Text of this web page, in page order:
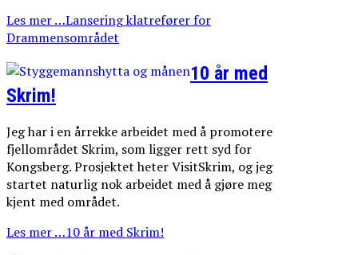
Les mer …Lansering klatrefører for
Drammensområdet
10 år med
Skrim!
Jeg har i en årrekke arbeidet med å promotere
fjellområdet Skrim, som ligger rett syd for
Kongsberg. Prosjektet heter VisitSkrim, og jeg
startet naturlig nok arbeidet med å gjøre meg
kjent med området.
Les mer …10 år med Skrim!